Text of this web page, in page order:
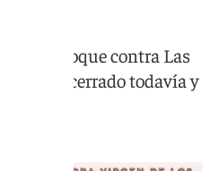
el choque contra Las
nada cerrado todavía y